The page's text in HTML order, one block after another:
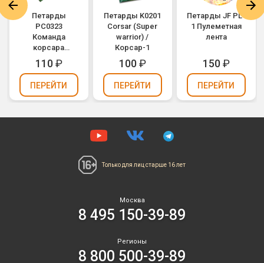
Петарды
РС0323
Команда
корсара
Моргана 3 /
Корсар-3
110₽
ПЕРЕЙТИ
Петарды K0201
Corsar (Super
warrior) /
Корсар-1
100₽
ПЕРЕЙТИ
Петарды JF PL-
1 Пулеметная
лента
150₽
ПЕРЕЙТИ
Только для лиц старше 16 лет
Москва
8 495 150-39-89
Регионы
8 800 500-39-89